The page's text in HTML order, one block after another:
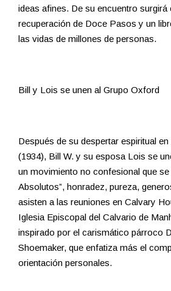
ideas afines. De su encuentro surgirá
recuperación de Doce Pasos y un
las vidas de millones de personas.
Bill y Lois se unen al Grupo Oxford
Después de su despertar espiritual
(1934), Bill W. y su esposa Lois se
un movimiento no confesional que se
Absolutos”, honradez, pureza,
asisten a las reuniones en Calvary
Iglesia Episcopal del Calvario de
inspirado por el carismático párroco
Shoemaker, que enfatiza más el
orientación personales.